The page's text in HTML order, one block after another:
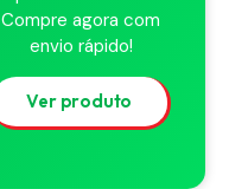
Compre agora com
envio rápido!
Ver produto